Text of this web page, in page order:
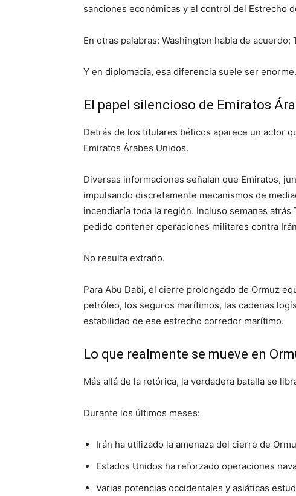
sanciones económicas y el control del Estrecho
En otras palabras: Washington habla de
Y en diplomacia, esa diferencia suele ser enorme.
El papel silencioso de Emiratos
Detrás de los titulares bélicos aparece un actor
Emiratos Árabes Unidos.
Diversas informaciones señalan que Emiratos,
impulsando discretamente mecanismos de
incendiaría toda la región. Incluso semanas
pedido contener operaciones militares contra
No resulta extraño.
Para Abu Dabi, el cierre prolongado de Ormuz
petróleo, los seguros marítimos, las cadenas
estabilidad de ese estrecho corredor marítimo.
Lo que realmente se mueve en
Más allá de la retórica, la verdadera batalla se
Durante los últimos meses:
Irán ha utilizado la amenaza del cierre de
Estados Unidos ha reforzado operaciones
Varias potencias occidentales y asiáticas